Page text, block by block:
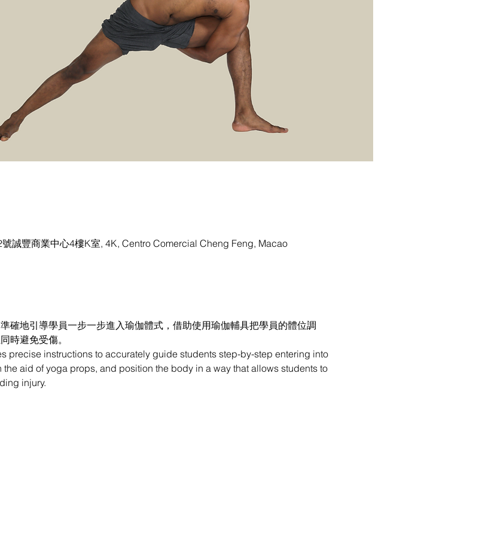
誠豐商業中心4樓K室, 4K, Centro Comercial Cheng Feng, Macao
確地引導學員一步一步進入瑜伽體式，借助使用瑜伽輔具把學員的體位調
時避免受傷。
precise instructions to accurately guide students step-by-step entering into
aid of yoga props, and position the body in a way that allows students to
injury.